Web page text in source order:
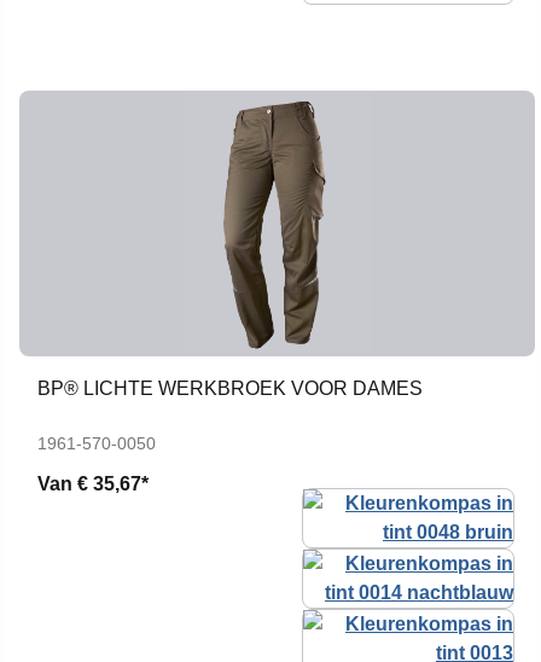
BP® LICHTE WERKBROEK VOOR DAMES
1961-570-0050
Van € 35,67*